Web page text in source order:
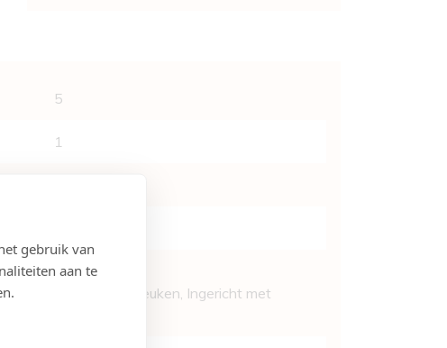
5
1
, Gesloten keuken, Ingericht met
gebruik van
aan te